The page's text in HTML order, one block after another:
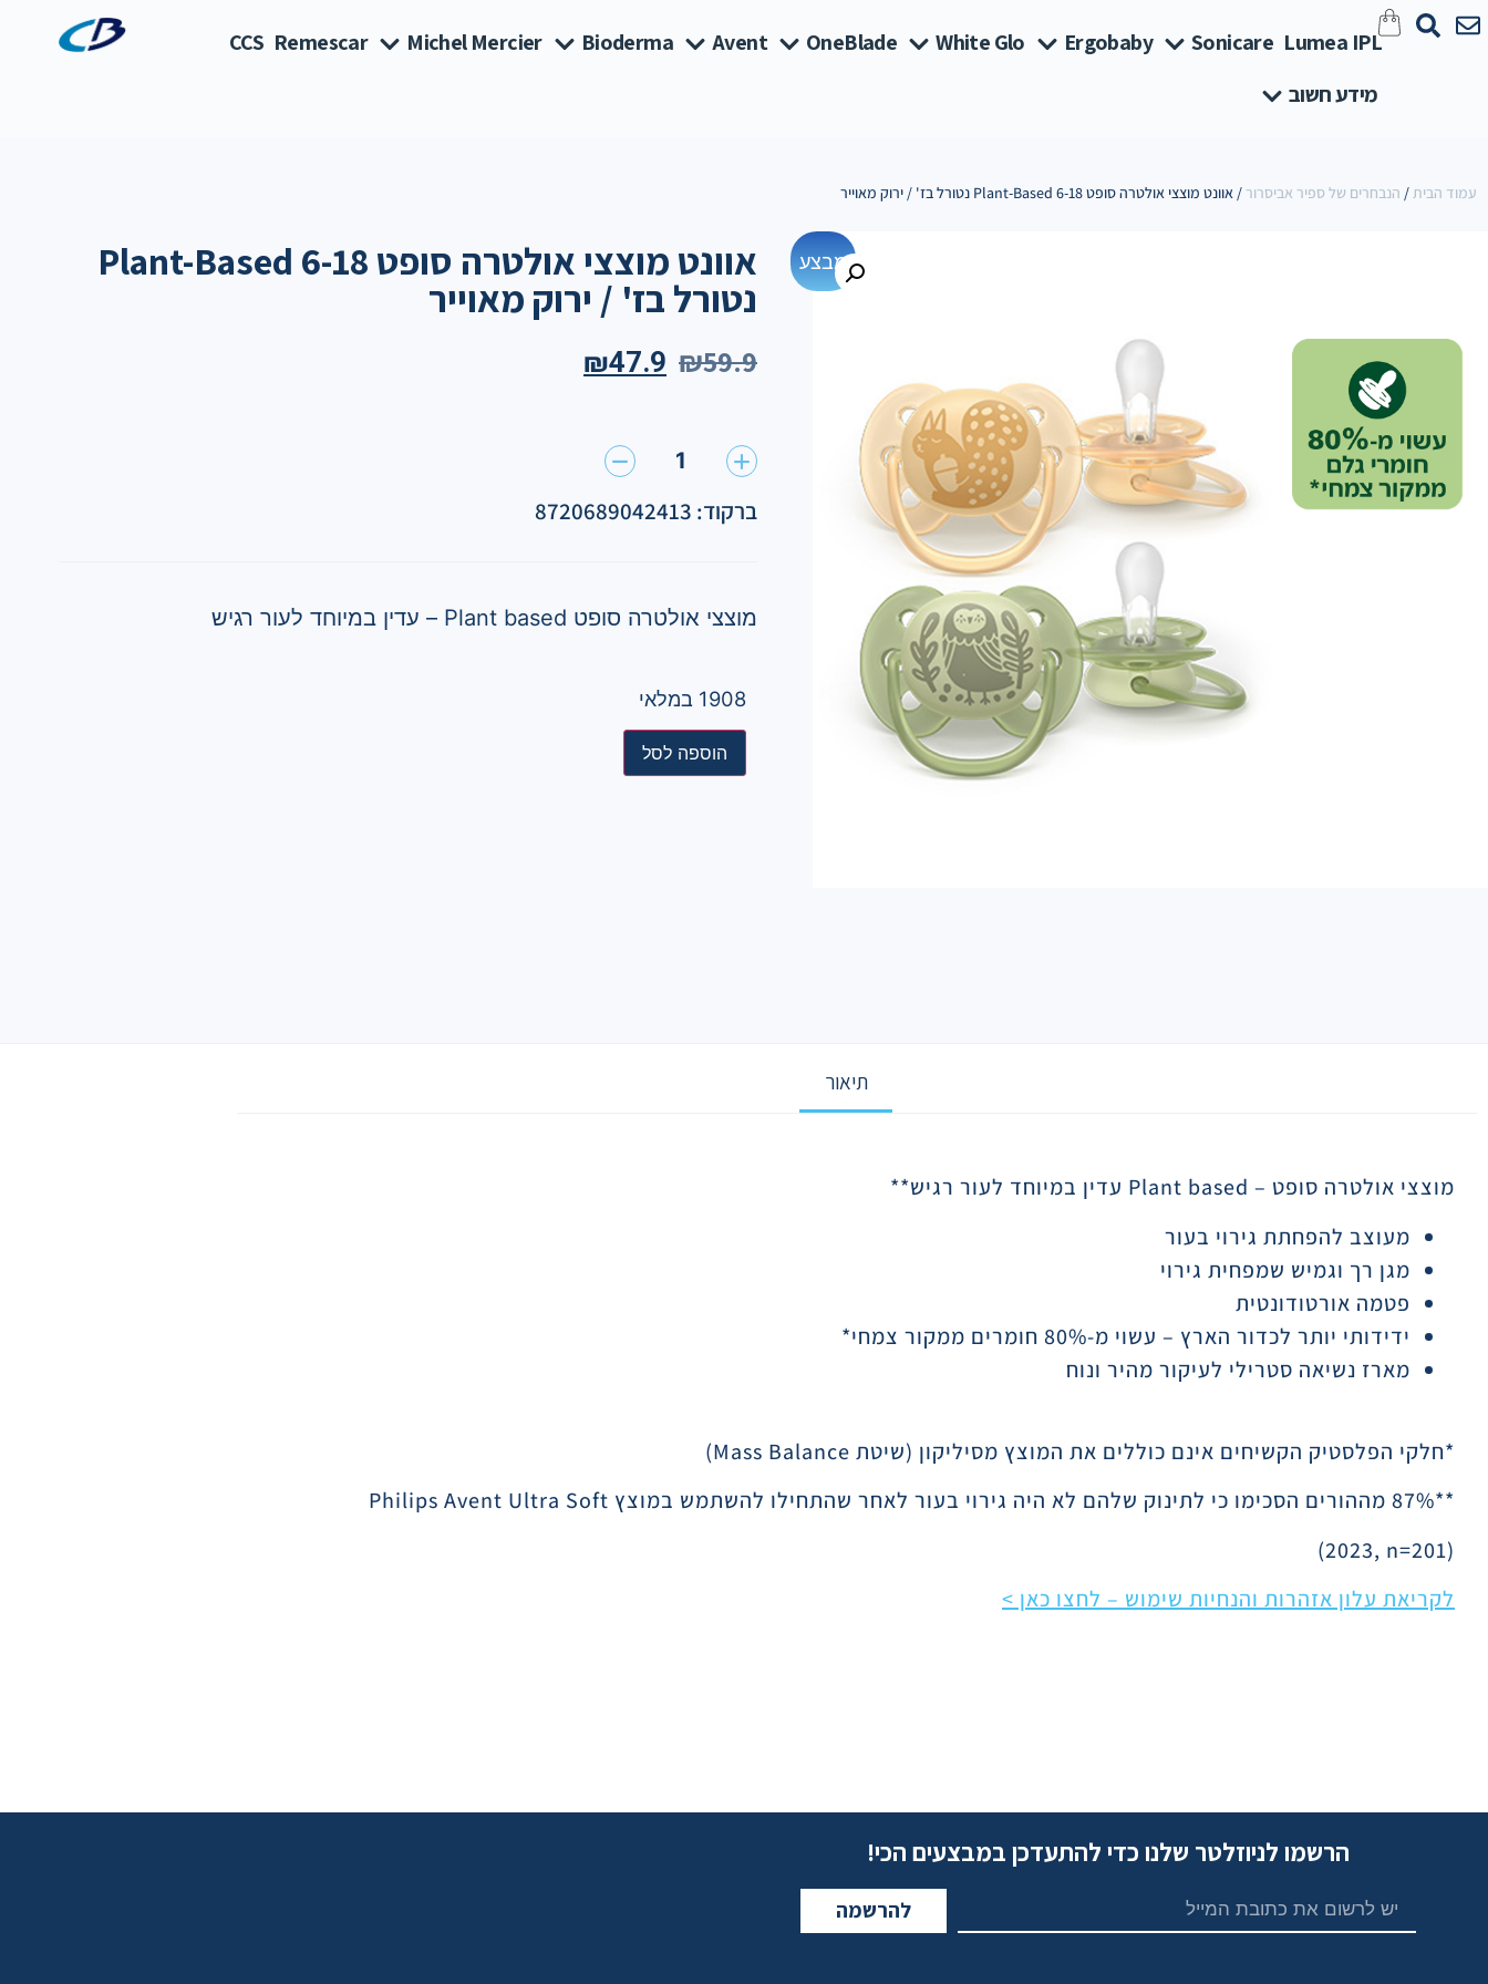
Lumea IPL
Sonicare
Ergobaby
White Glo
OneBlade
Avent
Bioderma
Michel Mercier
Remescar
CCS
מידע חשוב
עמוד הבית/ הנבחרים של ספיר אביסרור/ אוונט מוצצי אולטרה סופט Plant-Based 6-18 נטורל בז' / ירוק מאוייר
מבצע אוונט מוצצי אולטרה סופט Plant-Based 6-18
נטורל בז' / ירוק מאוייר
₪59.9
₪47.9
1
ברקוד: 8720689042413
מוצצי אולטרה סופט Plant based – עדין במיוחד לעור רגיש
1908 במלאי
הוספה לסל
תיאור
מוצצי אולטרה סופט Plant based – עדין במיוחד לעור רגיש**
מעוצב להפחתת גירוי בעור
מגן רך וגמיש שמפחית גירוי
פטמה אורטודונטית
ידידותי יותר לכדור הארץ – עשוי מ-80% חומרים ממקור צמחי*
מארז נשיאה סטרילי לעיקור מהיר ונוח
*חלקי הפלסטיק הקשיחים אינם כוללים את המוצץ מסיליקון (שיטת Mass Balance
)
**87% מההורים הסכימו כי לתינוק שלהם לא היה גירוי בעור לאחר שהתחילו להשתמש במוצץ
Philips Avent Ultra Soft
(2023, n=201)
לקריאת עלון אזהרות והנחיות שימוש – לחצו כאן >
הרשמו לניוזלטר שלנו כדי להתעדכן במבצעים הכי!
להרשמה